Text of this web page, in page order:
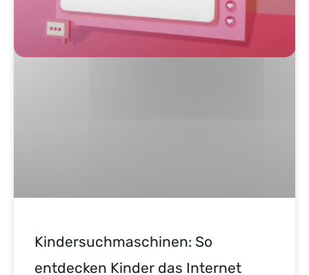
Kindersuchmaschinen: So
entdecken Kinder das Internet